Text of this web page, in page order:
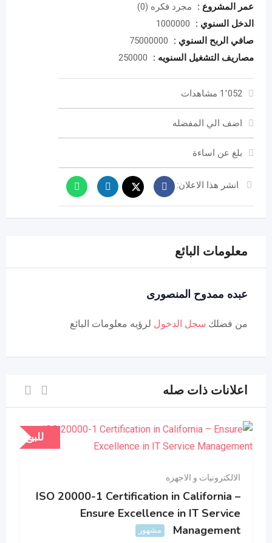
عمر المشروع :
مجرد فكره (0)
الدخل السنوي :
1000000
صافي الربح السنوي :
75000000
مصاريف التشغيل السنويه :
250000
1٬052 مشاهدات
اضف الي المفضله
بلغ عن اساءة
انشر هذا الاعلان:
معلومات البائع
عبده ممدوح المنصورى
من فضلك سجل الدخول لرؤيه معلومات البائع
اعلانات ذات صله
للبيع
الالكترونيات و الاجهزه
ISO 20000-1 Certification in California –
Ensure Excellence in IT Service
Management
مشهور